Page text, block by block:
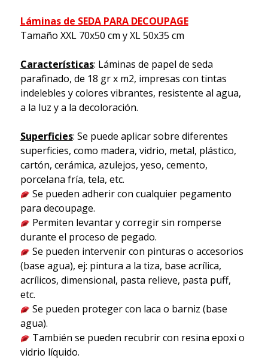
Láminas de SEDA PARA DECOUPAGE
Tamaño XXL 70x50 cm y XL 50x35 cm
Características: Láminas de papel de seda
parafinado, de 18 gr x m2, impresas con tintas
indelebles y colores vibrantes, resistente al agua,
a la luz y a la decoloración.
Superficies: Se puede aplicar sobre diferentes
superficies, como madera, vidrio, metal, plástico,
cartón, cerámica, azulejos, yeso, cemento,
porcelana fría, tela, etc.
Se pueden adherir con cualquier pegamento
para decoupage.
Permiten levantar y corregir sin romperse
durante el proceso de pegado.
Se pueden intervenir con pinturas o accesorios
(base agua), ej: pintura a la tiza, base acrílica,
acrílicos, dimensional, pasta relieve, pasta puff,
etc.
Se pueden proteger con laca o barniz (base
agua).
También se pueden recubrir con resina epoxi o
vidrio líquido.